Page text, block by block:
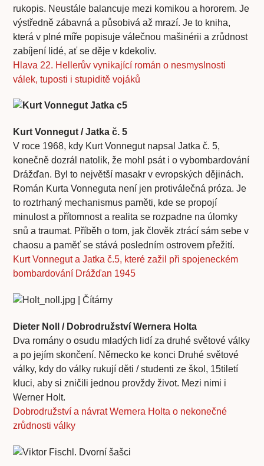
rukopis. Neustále balancuje mezi komikou a hororem. Je
výstředně zábavná a působivá až mrazí. Je to kniha,
která v plné míře popisuje válečnou mašinérii a zrůdnost
zabíjení lidé, ať se děje v kdekoliv.
Hlava 22. Hellerův vynikající román o nesmyslnosti
válek, tuposti i stupiditě vojáků
Kurt Vonnegut / Jatka č. 5
V roce 1968, kdy Kurt Vonnegut napsal Jatka č. 5,
konečně dozrál natolik, že mohl psát i o vybombardování
Drážďan. Byl to největší masakr v evropských dějinách.
Román Kurta Vonneguta není jen protiválečná próza. Je
to roztrhaný mechanismus paměti, kde se propojí
minulost a přítomnost a realita se rozpadne na úlomky
snů a traumat. Příběh o tom, jak člověk ztrácí sám sebe v
chaosu a paměť se stává posledním ostrovem přežití.
Kurt Vonnegut a Jatka č.5, které zažil při spojeneckém
bombardování Drážďan 1945
Dieter Noll / Dobrodružství Wernera Holta
Dva romány o osudu mladých lidí za druhé světové války
a po jejím skončení. Německo ke konci Druhé světové
války, kdy do války rukují děti / studenti ze škol, 15tiletí
kluci, aby si zničili jednou provždy život. Mezi nimi i
Werner Holt.
Dobrodružství a návrat Wernera Holta o nekonečné
zrůdnosti války